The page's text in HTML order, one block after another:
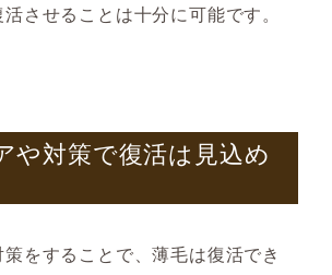
させることは十分に可能です。
や対策で復活は見込め
をすることで、薄毛は復活でき